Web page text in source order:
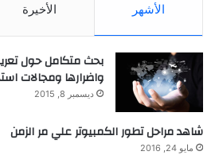
الأشهر الأخيرة
بحث متكامل حول
واضرارها ومجالات
ديسمبر 8, 2015
شاهد مراحل تطور الكمبيوتر علي مر الزمن
مايو 24, 2016